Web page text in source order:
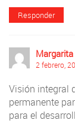
Responder
2 febrero,
Visión integral
permanente
para el